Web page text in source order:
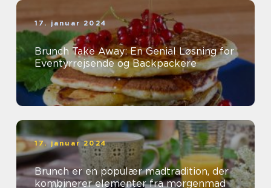
17. januar 2024
Brunch Take Away: En Genial Løsning for
Eventyrrejsende og Backpackere
17. januar 2024
Brunch er en populær madtradition, der
kombinerer elementer fra morgenmad